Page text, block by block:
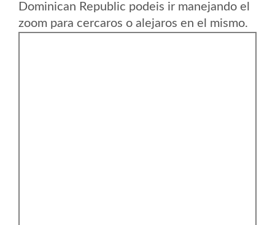
Dominican Republic podeis ir manejando el
zoom para cercaros o alejaros en el mismo.